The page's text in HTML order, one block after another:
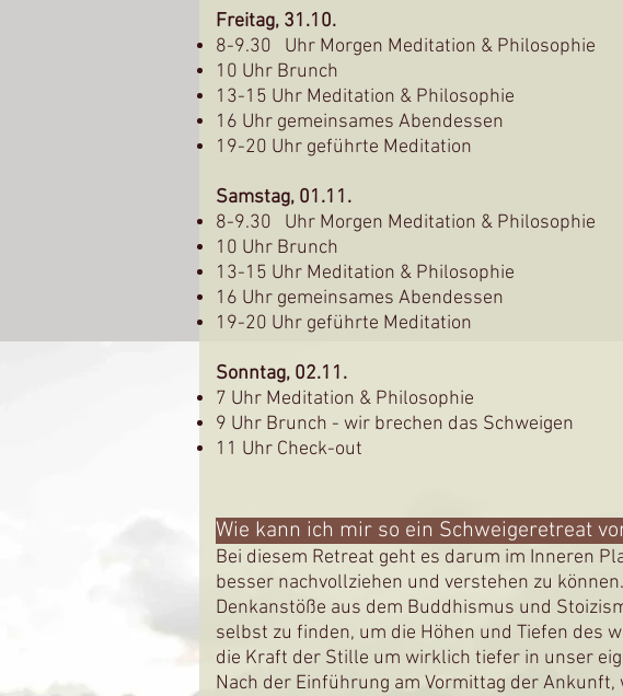
Freitag, 31.10.
8-9.30 Uhr Morgen Meditation & Philosophie
10 Uhr Brunch
13-15 Uhr Meditation & Philosophie
16 Uhr gemeinsames Abendessen
19-20 Uhr geführte Meditation
Samstag, 01.11.
8-9.30 Uhr Morgen Meditation & Philosophie
10 Uhr Brunch
13-15 Uhr Meditation & Philosophie
16 Uhr gemeinsames Abendessen
19-20 Uhr geführte Meditation
Sonntag, 02.11.
7 Uhr Meditation & Philosophie
9 Uhr Brunch - wir brechen das Schweigen
11 Uhr Check-out
Wie kann ich mir so ein Schweigeretreat
Bei diesem Retreat geht es darum im Inneren
besser nachvollziehen und verstehen zu
Denkanstöße aus dem Buddhismus und
selbst zu finden, um die Höhen und Tiefen des
die Kraft der Stille um wirklich tiefer in unser
Nach der Einführung am Vormittag der